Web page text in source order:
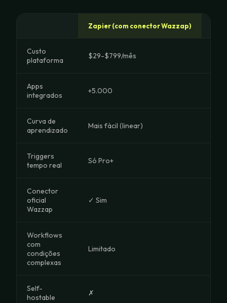
Zapier (com conector Wazzap)
Custo
plataforma
$29-$799/mês
Apps
integrados
+5.000
Curva de
aprendizado
Mais fácil (linear)
Triggers
tempo real
Só Pro+
Conector
oficial
Wazzap
✓ Sim
Workflows
com
condições
complexas
Limitado
Self-
hostable
✗